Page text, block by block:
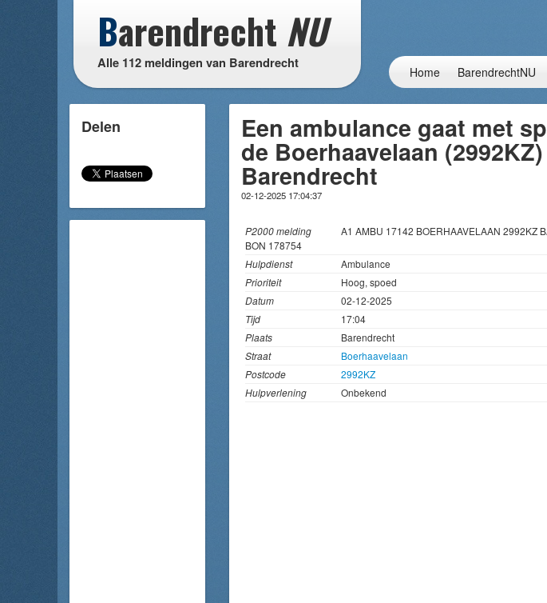
Barendrecht NU
Alle 112 meldingen van Barendrecht
Home BarendrechtNU
Delen Een ambulance gaat met
de Boerhaavelaan
Barendrecht
02-12-2025 17:04:37
P2000 melding
A1 AMBU 17142 BOERHAAVELAAN 2992KZ
BON 178754
Hulpdienst
Ambulance
Prioriteit
Hoog, spoed
Datum
02-12-2025
Tijd
17:04
Plaats
Barendrecht
Straat
Boerhaavelaan
Postcode
2992KZ
Hulpverlening
Onbekend